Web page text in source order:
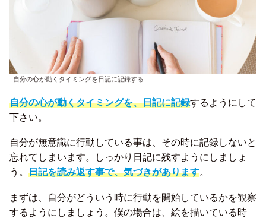
自分の心が動くタイミングを日記に記録する
自分の心が動くタイミングを、日記に記録するようにして
下さい。
自分が無意識に行動している事は、その時に記録しないと
忘れてしまいます。しっかり日記に残すようにしましょ
う。 日記を読み返す事で、気づきがあります。
まずは、自分がどういう時に行動を開始しているかを観察
するようにしましょう。僕の場合は、絵を描いている時